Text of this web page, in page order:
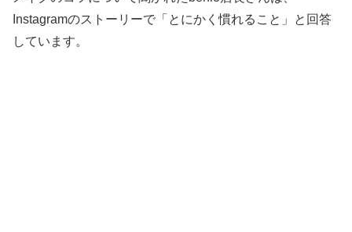
Instagramのストーリーで「とにかく慣れること」と回答
しています。